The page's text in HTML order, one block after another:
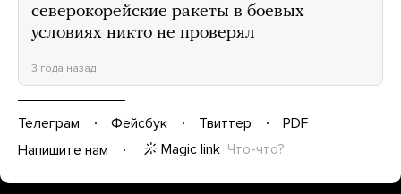
северокорейские ракеты в боевых
условиях никто не проверял
3 года назад
Телеграм Фейсбук Твиттер
PDF
Напишите нам
Magic link Что-что?